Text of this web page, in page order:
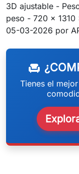
3D ajustable -
peso - 720 x
05-03-2026 por
chair
Tienes el